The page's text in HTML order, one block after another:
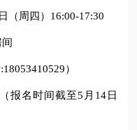
（周四）16:00-17:30
）
报名时间截至5月14日